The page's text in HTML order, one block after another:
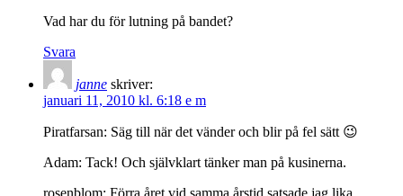
Vad har du för lutning på bandet?
Svara
janne skriver:
januari 11, 2010 kl. 6:18 e m
Piratfarsan: Säg till när det vänder och blir på fel sätt 😉
Adam: Tack! Och självklart tänker man på kusinerna.